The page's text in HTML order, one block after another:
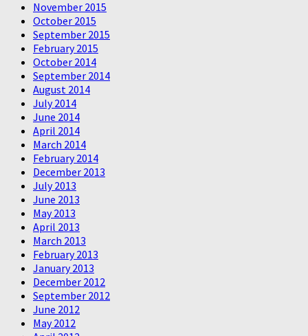
November 2015
October 2015
September 2015
February 2015
October 2014
September 2014
August 2014
July 2014
June 2014
April 2014
March 2014
February 2014
December 2013
July 2013
June 2013
May 2013
April 2013
March 2013
February 2013
January 2013
December 2012
September 2012
June 2012
May 2012